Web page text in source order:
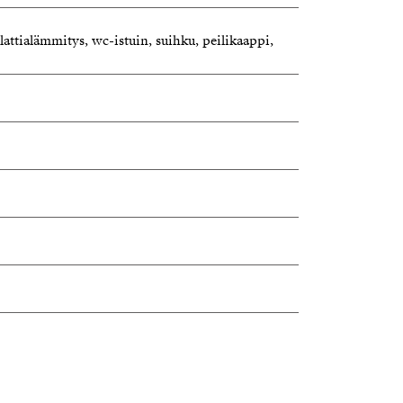
wc-istuin, suihku, peilikaappi,